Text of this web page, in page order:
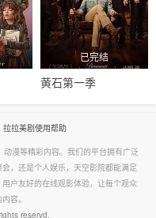
已完结
黄石第一季
拉拉美剧使用帮助
漫等精彩内容。我们的平台拥有广泛
，还是个人娱乐，天空影院都能满足
户友好的在线观影体验，让每个观众
容。
reservd.